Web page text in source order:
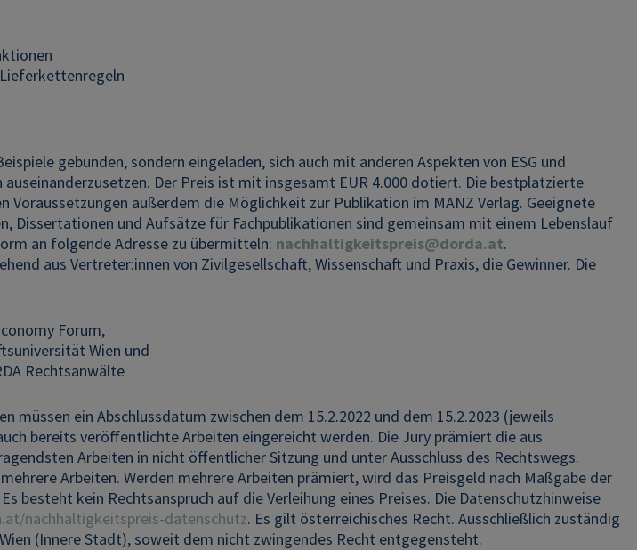
gebunden, sondern eingeladen, sich auch mit anderen Aspekten von ESG und
Der Preis ist mit insgesamt EUR 4.000 dotiert. Die bestplatzierte
Voraussetzungen außerdem die Möglichkeit zur Publikation im MANZ Verlag. Geeignete
Dissertationen und Aufsätze für Fachpublikationen sind gemeinsam mit einem Lebenslauf
an folgende Adresse zu übermitteln: nachhaltigkeitspreis@dorda.at.
aus Vertreter:innen von Zivilgesellschaft, Wissenschaft und Praxis, die Gewinner. Die
Forum,
Wien und
Rechtsanwälte
müssen ein Abschlussdatum zwischen dem 15.2.2022 und dem 15.2.2023 (jeweils
bereits veröffentlichte Arbeiten eingereicht werden. Die Jury prämiert die aus
Arbeiten in nicht öffentlicher Sitzung und unter Ausschluss des Rechtswegs.
Arbeiten. Werden mehrere Arbeiten prämiert, wird das Preisgeld nach Maßgabe der
besteht kein Rechtsanspruch auf die Verleihung eines Preises. Die Datenschutzhinweise
nachhaltigkeitspreis-datenschutz. Es gilt österreichisches Recht. Ausschließlich zuständig
(Innere Stadt), soweit dem nicht zwingendes Recht entgegensteht.